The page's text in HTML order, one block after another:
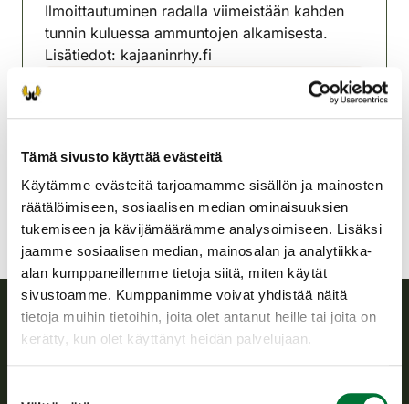
Tämä sivusto käyttää evästeitä
Käytämme evästeitä tarjoamamme sisällön ja mainosten
räätälöimiseen, sosiaalisen median ominaisuuksien
tukemiseen ja kävijämäärämme analysoimiseen. Lisäksi
jaamme sosiaalisen median, mainosalan ja analytiikka-
alan kumppaneillemme tietoja siitä, miten käytät
sivustoamme. Kumppanimme voivat yhdistää näitä
tietoja muihin tietoihin, joita olet antanut heille tai joita on
kerätty, kun olet käyttänyt heidän palvelujaan.
Ilmoittautuminen radalla viimeistään kahden
tunnin kuluessa ammuntojen alkamisesta.
Lisätiedot: kajaaninrhy.fi
Kainuu
kajaani@rhy.riista.fi
Suomen riistakeskus